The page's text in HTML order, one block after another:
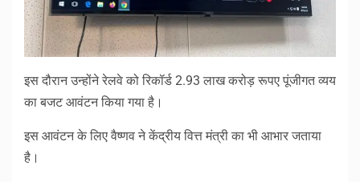
इस दौरान उन्होंने रेलवे को रिकॉर्ड 2.93 लाख करोड़ रूपए पूंजीगत व्यय
का बजट आवंटन किया गया है।
इस आवंटन के लिए वैष्णव ने केंद्रीय वित्त मंत्री का भी आभार जताया
है।